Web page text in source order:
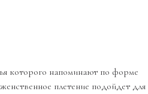
которого напоминают по форме
плетение подойдет для